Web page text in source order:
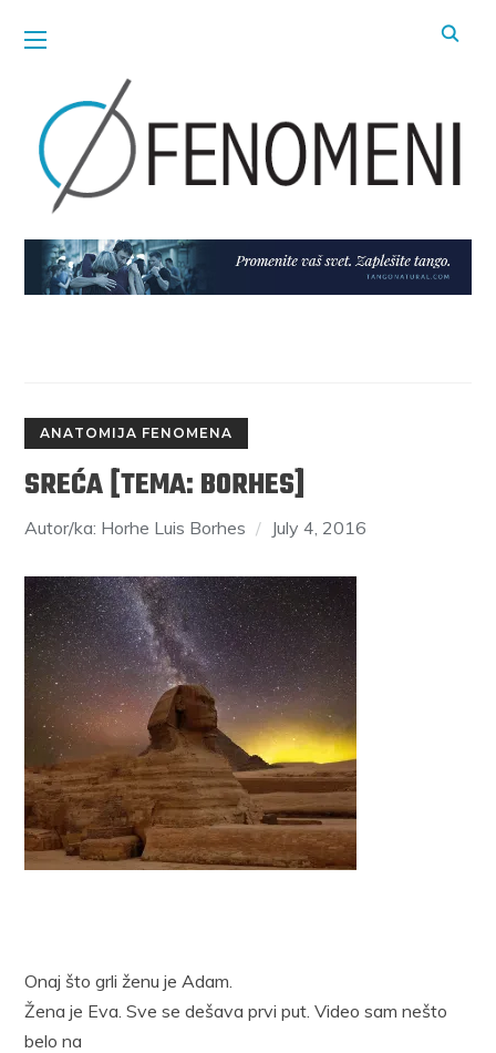
ANATOMIJA FENOMENA
SREĆA [TEMA: BORHES]
Autor/ka: Horhe Luis Borhes July 4, 2016
Onaj što grli ženu je Adam.
Žena je Eva. Sve se dešava prvi put. Video sam nešto
belo na